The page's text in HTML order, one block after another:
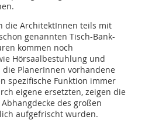
die ArchitektInnen teils mit
genannten Tisch-Bank-
kommen noch
Hörsaalbestuhlung und
PlanerInnen vorhandene
spezifische Funktion immer
eigene ersetzten, zeigen die
des großen
aufgefrischt wurden.